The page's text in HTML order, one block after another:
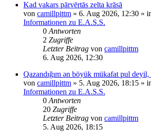
Kad vakars pārvērtās zelta krāsā
von camillpittm » 6. Aug 2026, 12:30 »
Informationen zu E.A.S.S.
0Antworten
2 Zugriffe
Letzter Beitrag von camillpittm
6. Aug 2026, 12:30
Qazandığım ən böyük mükafat pul
von camillpittm » 5. Aug 2026, 18:15 »
Informationen zu E.A.S.S.
0Antworten
20 Zugriffe
Letzter Beitrag von camillpittm
5. Aug 2026, 18:15